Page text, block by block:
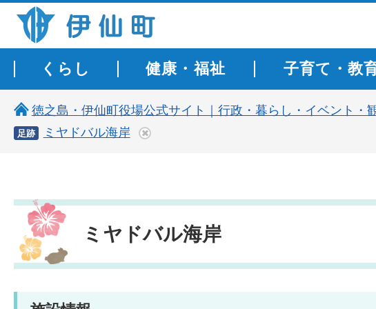
伊仙町 健康・長寿と子宝の町
くらし 健康・福祉 子育て・教
徳之島・伊仙町役場公式サイト｜行政・暮らし・イベント・
足跡 ミヤドバル海岸
ミヤドバル海岸